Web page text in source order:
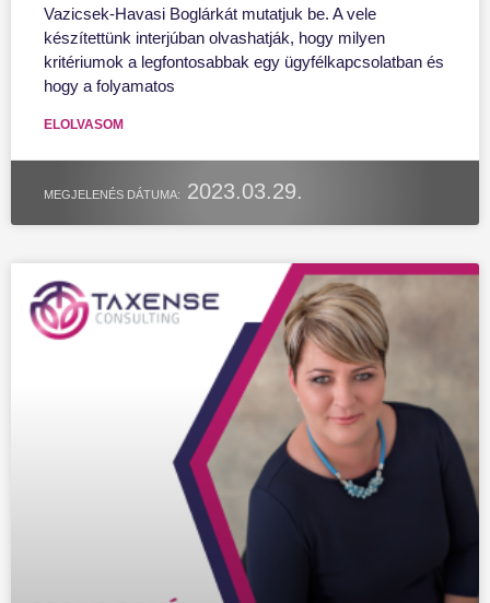
Vazicsek-Havasi Boglárkát mutatjuk be. A vele
készítettünk interjúban olvashatják, hogy milyen
kritériumok a legfontosabbak egy ügyfélkapcsolatban és
hogy a folyamatos
ELOLVASOM
2023.03.29.